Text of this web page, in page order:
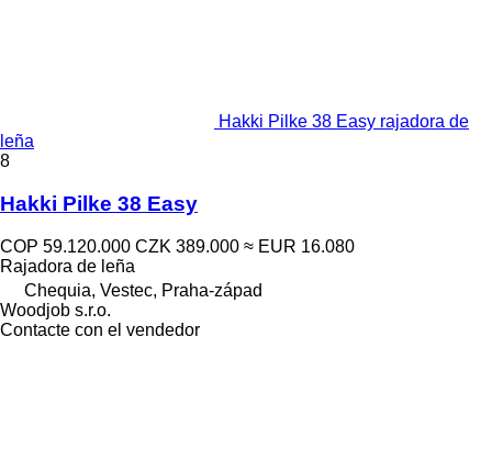
Hakki Pilke 38 Easy rajadora de
leña
8
Hakki Pilke 38 Easy
COP 59.120.000 CZK 389.000 ≈ EUR 16.080
Rajadora de leña
Chequia, Vestec, Praha-západ
Woodjob s.r.o.
Contacte con el vendedor